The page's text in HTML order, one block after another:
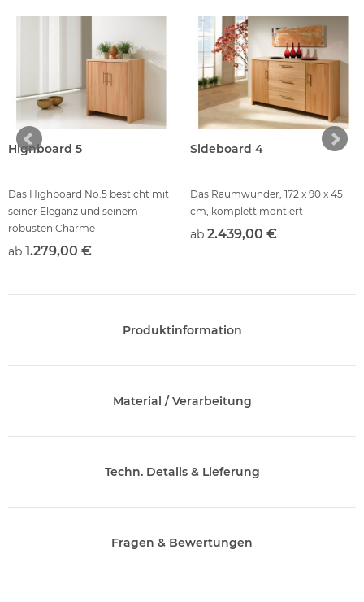
Highboard 5
Das Highboard No.5 besticht mit
seiner Eleganz und seinem
robusten Charme
ab 1.279,00 €
Sideboard 4
Das Raumwunder, 172 x 90 x 45
cm, komplett montiert
ab 2.439,00 €
Produktinformation
Material / Verarbeitung
Techn. Details & Lieferung
Fragen & Bewertungen